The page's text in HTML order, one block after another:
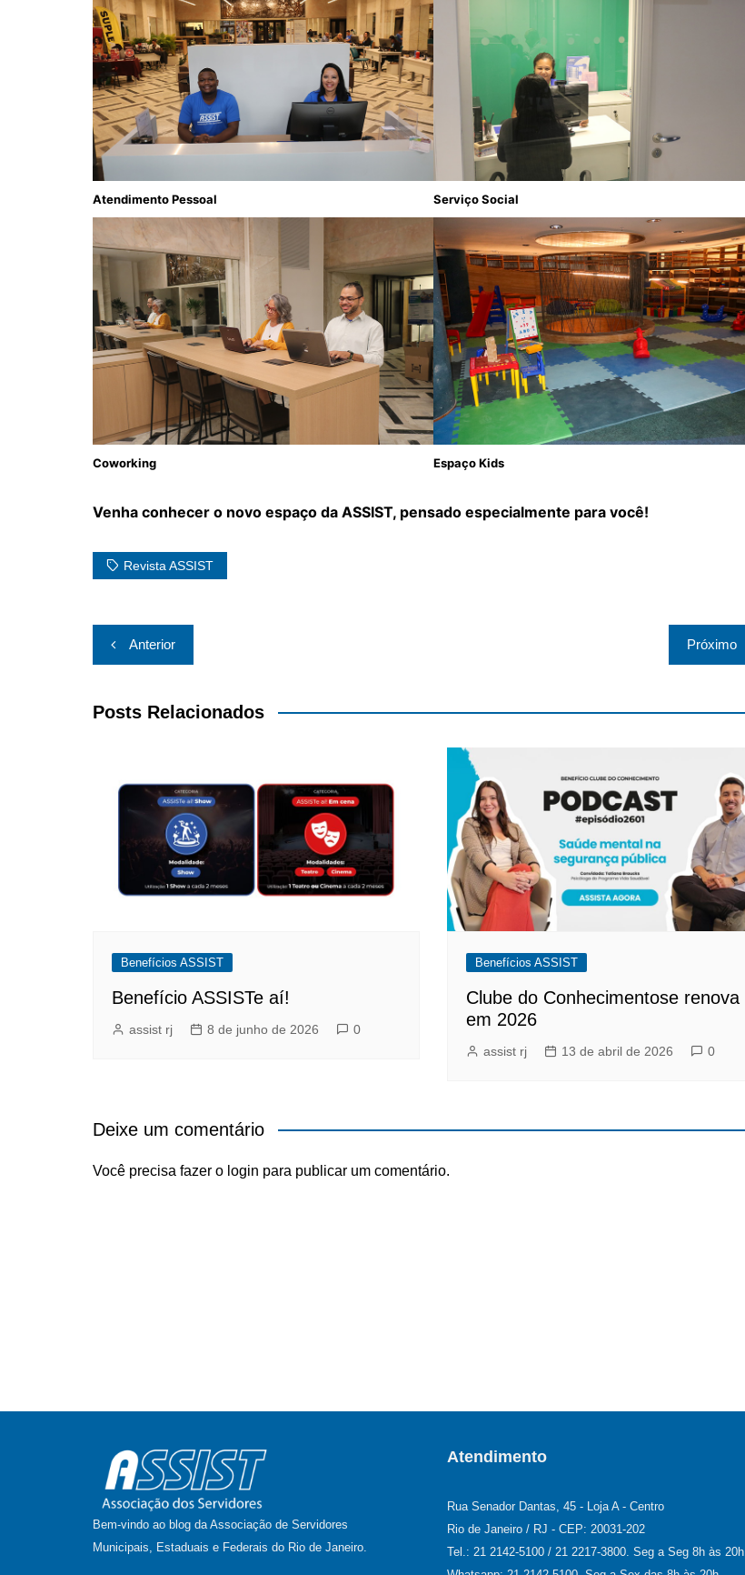
Atendimento Pessoal Serviço Social
Coworking Espaço Kids
Venha conhecer o novo espaço da ASSIST, pensado especialmente para você!
Revista ASSIST
Navegação
de
Post
Anterior Próximo
Posts Relacionados
Benefícios ASSIST
Benefício ASSISTe aí!
assist rj 8 de junho de 2026 0
Benefícios ASSIST
Clube do Conhecimentose renova
em 2026
assist rj 13 de abril de 2026 0
Deixe um comentário
Você precisa fazer o login para publicar um comentário.
Bem-vindo ao blog da Associação de Servidores
Municipais, Estaduais e Federais do Rio de Janeiro.
Atendimento
Rua Senador Dantas, 45 - Loja A - Centro
Rio de Janeiro / RJ - CEP: 20031-202
Tel.: 21 2142-5100 / 21 2217-3800. Seg a Seg 8h às 20h.